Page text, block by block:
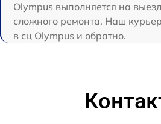
Olympus выполняется на
сложного ремонта. Наш
в сц Olympus и обратно.